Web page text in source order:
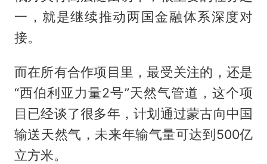
一，就是继续推动两国金融体系深度对
接。
而在所有合作项目里，最受关注的，还是
“西伯利亚力量2号”天然气管道，这个项
目已经谈了很多年，计划通过蒙古向中国
输送天然气，未来年输气量可达到500亿
立方米。